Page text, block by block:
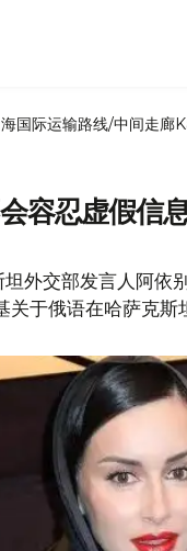
国际运输路线/中间走廊
容忍虚假信
坦外交部发言人阿依
于俄语在哈萨克斯